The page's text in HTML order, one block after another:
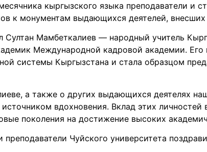
кыргызского языка преподаватели и
к монументам выдающихся деятелей,
Султан Мамбеткалиев — народный учитель
Международной кадровой академии. Его
системы Кыргызстана и стала образцом
а также о других выдающихся деятелях
вдохновения. Вклад этих личностей
поколения на достижение высоких
преподаватели Чуйского университета